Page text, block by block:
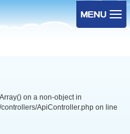
on a non-object in
ApiController.php on line